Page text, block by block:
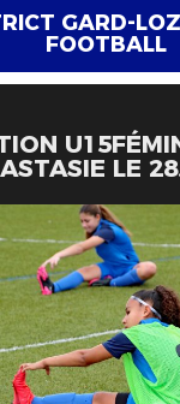
GARD-
FOOTBALL
LE